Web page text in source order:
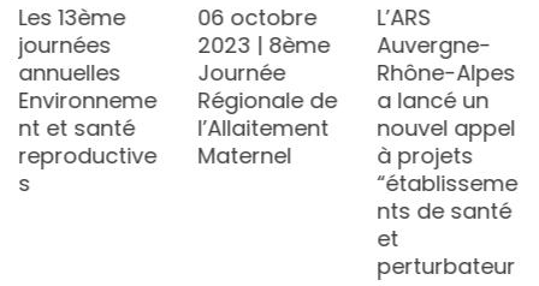
Les 13ème
journées
annuelles
Environneme
nt et santé
reproductive
s
06 octobre
2023 | 8ème
Journée
Régionale de
l’Allaitement
Maternel
L’ARS
Auvergne-
Rhône-Alpes
a lancé un
nouvel appel
à projets
“établisseme
nts de santé
et
perturbateur